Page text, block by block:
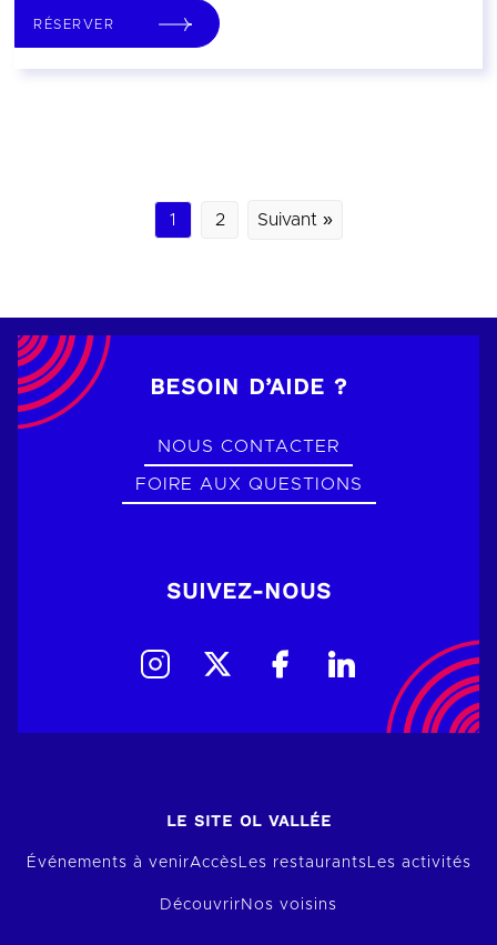
RÉSERVER
1 2 Suivant »
BESOIN D’AIDE ?
NOUS CONTACTER
FOIRE AUX QUESTIONS
SUIVEZ-NOUS
LE SITE OL VALLÉE
Événements à venirAccèsLes restaurantsLes activités
Découvrir Nos voisins